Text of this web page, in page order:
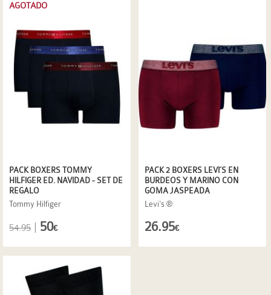
PACK BOXERS TOMMY
HILFIGER ED. NAVIDAD - SET DE
REGALO
Tommy Hilfiger
AGOTADO
54.95 50€
PACK 2 BOXERS LEVI´S EN
BURDEOS Y MARINO CON
GOMA JASPEADA
Levi's ®
26.95€